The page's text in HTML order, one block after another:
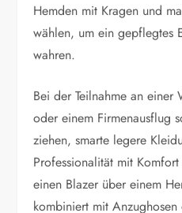
Hemden mit Kragen und
wählen, um ein gepflegtes
wahren.
Bei der Teilnahme an einer
oder einem Firmenausflug
ziehen, smarte legere
Professionalität mit
einen Blazer über einem
kombiniert mit